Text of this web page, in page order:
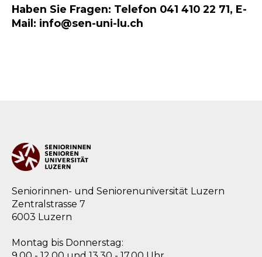
Haben Sie Fragen: Telefon 041 410 22 71, E-
Mail: info@sen-uni-lu.ch
Seniorinnen- und Seniorenuniversität Luzern
Zentralstrasse 7
6003 Luzern
Montag bis Donnerstag: